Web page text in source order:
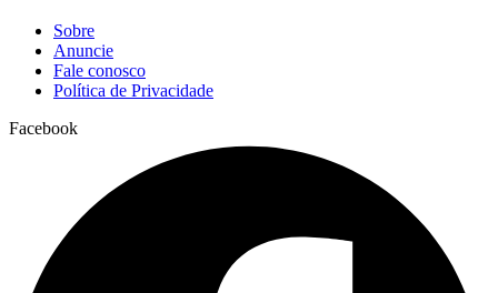
Sobre
Anuncie
Fale conosco
Política de Privacidade
Facebook